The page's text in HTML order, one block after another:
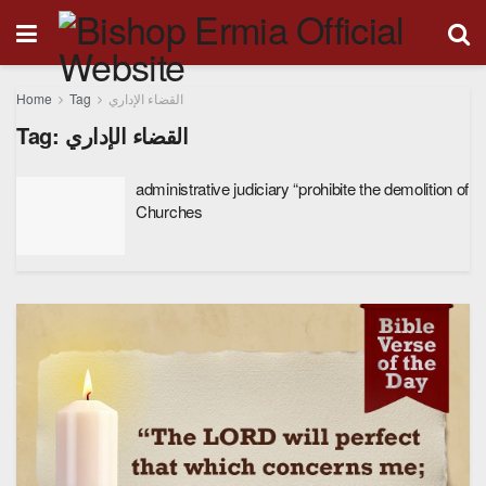
Home Tag القضاء الإداري
Tag: القضاء الإداري
administrative judiciary “prohibite the demolition of
Churches